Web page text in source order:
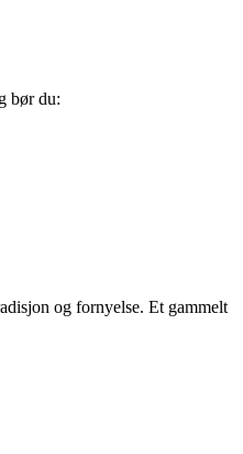
bør du:
og fornyelse. Et gammelt